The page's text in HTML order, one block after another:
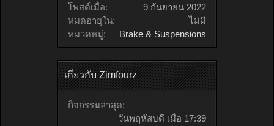
โพสต์เมื่อ:
9 กันยายน 2022
หมดอายุใน:
ไม่มี
หมวดหมู่:
Brake & Suspensions
เกี่ยวกับ Zimfourz
กิจกรรมล่าสุด:
วันพฤหัสบดี เมื่อ 17:39